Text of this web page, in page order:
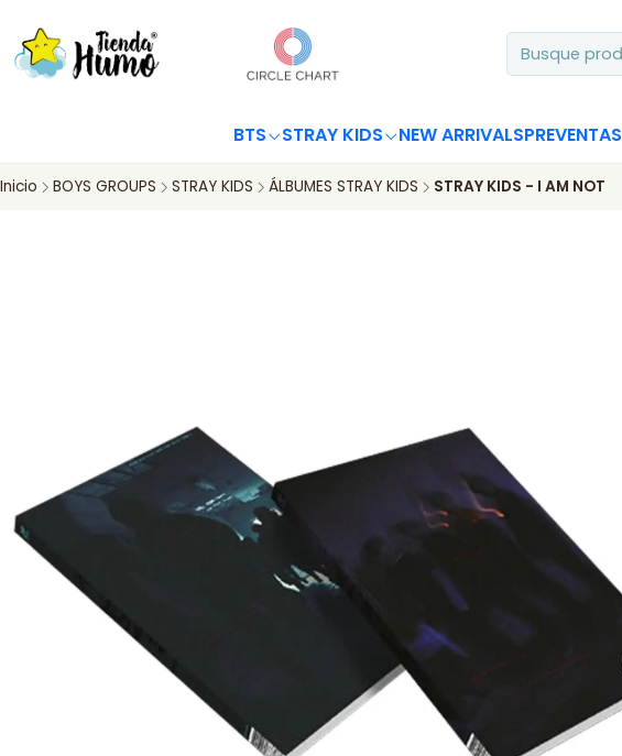
BTS STRAY KIDS NEW ARRIVALSPREVENTAS
Inicio BOYS GROUPS STRAY KIDS ÁLBUMES STRAY KIDS STRAY KIDS - I AM NOT